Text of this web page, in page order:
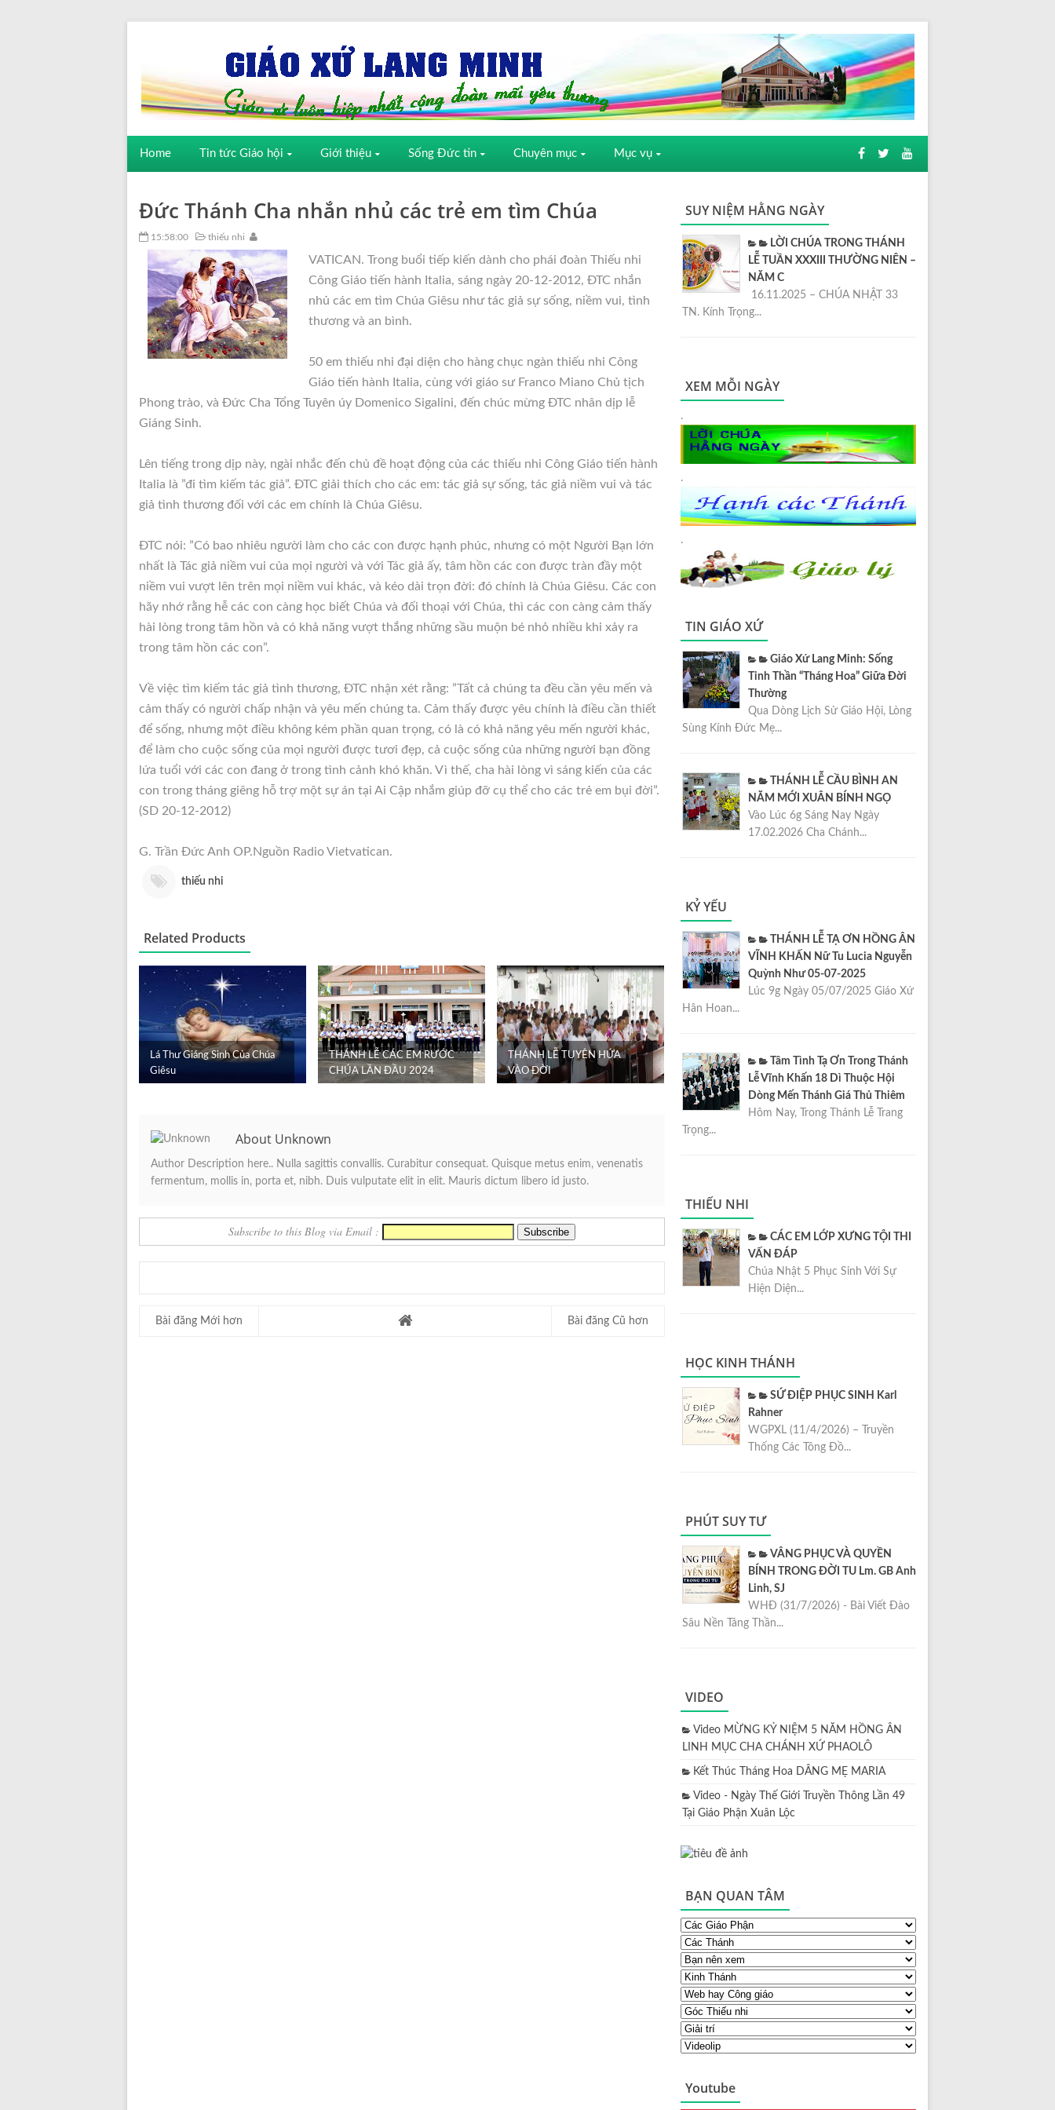
Home Tin tức Giáo hội Giới thiệu Sống Đức tin Chuyên mục Mục vụ
Đức Thánh Cha nhắn nhủ các trẻ em tìm Chúa
15:58:00 thiếu nhi
VATICAN. Trong buổi tiếp kiến dành cho phái đoàn Thiếu nhi
Công Giáo tiến hành Italia, sáng ngày 20-12-2012, ĐTC nhắn
nhủ các em tìm Chúa Giêsu như tác giả sự sống, niềm vui, tình
thương và an bình.
50 em thiếu nhi đại diện cho hàng chục ngàn thiếu nhi Công
Giáo tiến hành Italia, cùng với giáo sư Franco Miano Chủ tịch
Phong trào, và Đức Cha Tổng Tuyên úy Domenico Sigalini, đến chúc mừng ĐTC nhân dịp lễ
Giáng Sinh.
Lên tiếng trong dịp này, ngài nhắc đến chủ đề hoạt động của các thiếu nhi Công Giáo tiến hành
Italia là ”đi tìm kiếm tác giả”. ĐTC giải thích cho các em: tác giả sự sống, tác giả niềm vui và tác
giả tình thương đối với các em chính là Chúa Giêsu.
ĐTC nói: ”Có bao nhiêu người làm cho các con được hạnh phúc, nhưng có một Người Bạn lớn
nhất là Tác giả niềm vui của mọi người và với Tác giả ấy, tâm hồn các con được tràn đầy một
niềm vui vượt lên trên mọi niềm vui khác, và kéo dài trọn đời: đó chính là Chúa Giêsu. Các con
hãy nhớ rằng hễ các con càng học biết Chúa và đối thoại với Chúa, thì các con càng cảm thấy
hài lòng trong tâm hồn và có khả năng vượt thắng những sầu muộn bé nhỏ nhiều khi xảy ra
trong tâm hồn các con”.
Về việc tìm kiếm tác giả tình thương, ĐTC nhận xét rằng: ”Tất cả chúng ta đều cần yêu mến và
cảm thấy có người chấp nhận và yêu mến chúng ta. Cảm thấy được yêu chính là điều cần thiết
để sống, nhưng một điều không kém phần quan trọng, có là có khả năng yêu mến người khác,
để làm cho cuộc sống của mọi người được tươi đẹp, cả cuộc sống của những người bạn đồng
lứa tuổi với các con đang ở trong tình cảnh khó khăn. Vì thế, cha hài lòng vì sáng kiến của các
con trong tháng giêng hỗ trợ một sự án tại Ai Cập nhắm giúp đỡ cụ thể cho các trẻ em bụi đời”.
(SD 20-12-2012)
G. Trần Đức Anh OP.Nguồn Radio Vietvatican.
thiếu nhi
Related Products
Lá Thư Giáng Sinh Của Chúa
Giêsu
THÁNH LỄ CÁC EM RƯỚC
CHÚA LẦN ĐẦU 2024
THÁNH LỄ TUYÊN HỨA
VÀO ĐỜI
About Unknown
Author Description here.. Nulla sagittis convallis. Curabitur consequat. Quisque metus enim, venenatis
fermentum, mollis in, porta et, nibh. Duis vulputate elit in elit. Mauris dictum libero id justo.
Subscribe to this Blog via Email :
Bài đăng Mới hơn Bài đăng Cũ hơn
SUY NIỆM HẰNG NGÀY
LỜI CHÚA TRONG THÁNH
LỄ TUẦN XXXIII THƯỜNG NIÊN –
NĂM C
16.11.2025 – CHÚA NHẬT 33
TN. Kính Trọng...
XEM MỖI NGÀY
.
.
.
TIN GIÁO XỨ
Giáo Xứ Lang Minh: Sống
Tinh Thần “Tháng Hoa” Giữa Đời
Thường
Qua Dòng Lịch Sử Giáo Hội, Lòng
Sùng Kính Đức Mẹ...
THÁNH LỄ CẦU BÌNH AN
NĂM MỚI XUÂN BÍNH NGỌ
Vào Lúc 6g Sáng Nay Ngày
17.02.2026 Cha Chánh...
KỶ YẾU
THÁNH LỄ TẠ ƠN HỒNG ÂN
VĨNH KHẤN Nữ Tu Lucia Nguyễn
Quỳnh Như 05-07-2025
Lúc 9g Ngày 05/07/2025 Giáo Xứ
Hân Hoan...
Tâm Tình Tạ Ơn Trong Thánh
Lễ Vĩnh Khấn 18 Dì Thuộc Hội
Dòng Mến Thánh Giá Thủ Thiêm
Hôm Nay, Trong Thánh Lễ Trang
Trọng...
THIẾU NHI
CÁC EM LỚP XƯNG TỘI THI
VẤN ĐÁP
Chúa Nhật 5 Phục Sinh Với Sự
Hiện Diện...
HỌC KINH THÁNH
SỨ ĐIỆP PHỤC SINH Karl
Rahner
WGPXL (11/4/2026) – Truyền
Thống Các Tông Đồ...
PHÚT SUY TƯ
VÂNG PHỤC VÀ QUYỀN
BÍNH TRONG ĐỜI TU Lm. GB Anh
Linh, SJ
WHĐ (31/7/2026) - Bài Viết Đào
Sâu Nền Tảng Thần...
VIDEO
Video MỪNG KỶ NIỆM 5 NĂM HỒNG ÂN
LINH MỤC CHA CHÁNH XỨ PHAOLÔ
Kết Thúc Tháng Hoa DÂNG MẸ MARIA
Video - Ngày Thế Giới Truyền Thông Lần 49
Tại Giáo Phận Xuân Lộc
BẠN QUAN TÂM
Youtube